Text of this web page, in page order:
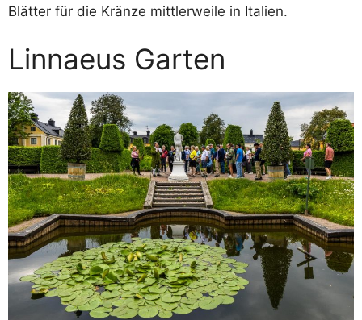
Blätter für die Kränze mittlerweile in Italien.
Linnaeus Garten